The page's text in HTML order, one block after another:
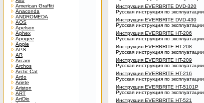
American Graffiti
Anaconda
ANDROMEDA
AOS
Apelson
Aphex
Apogee
Apple
APS
AR
Arcam
Archos
Arctic Cat
Ardo
Ariete
Ariston
ART
ArtDio
Инструкция EVERBRITE DVD-320
Русская инструкция по эксплуатации
Инструкция EVERBRITE DVD-430
Русская инструкция по эксплуатации
Инструкция EVERBRITE HT-206
Русская инструкция по эксплуатации
Инструкция EVERBRITE HT-208
Русская инструкция по эксплуатации
Инструкция EVERBRITE HT-209
Русская инструкция по эксплуатации
Инструкция EVERBRITE HT-216
Русская инструкция по эксплуатации
Инструкция EVERBRITE HT-5101P
Русская инструкция по эксплуатации
Инструкция EVERBRITE HT-521